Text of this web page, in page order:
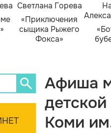
Светлана Горева
«Приключения
сыщика Рыжего
Фокса»
Афиша
Коми